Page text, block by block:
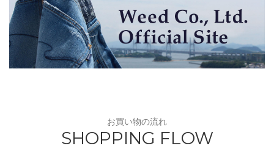
お買い物の流れ
SHOPPING FLOW